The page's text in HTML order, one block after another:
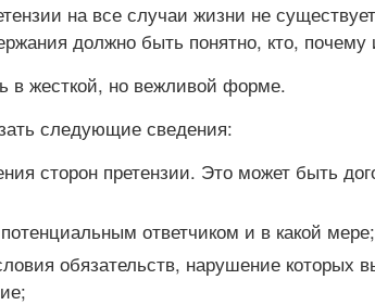
на все случаи жизни не
должно быть понятно, кто, почему
в жесткой, но вежливой форме.
следующие сведения:
сторон претензии. Это может быть
ответчиком и в какой мере;
обязательств, нарушение которых